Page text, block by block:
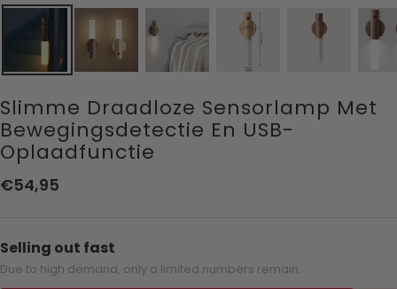
Slimme Draadloze Sensorlamp Met
Bewegingsdetectie En USB-
Oplaadfunctie
Aanbiedingsprijs
€54,95
Selling out fast
Due to high demand, only a limited numbers remain.